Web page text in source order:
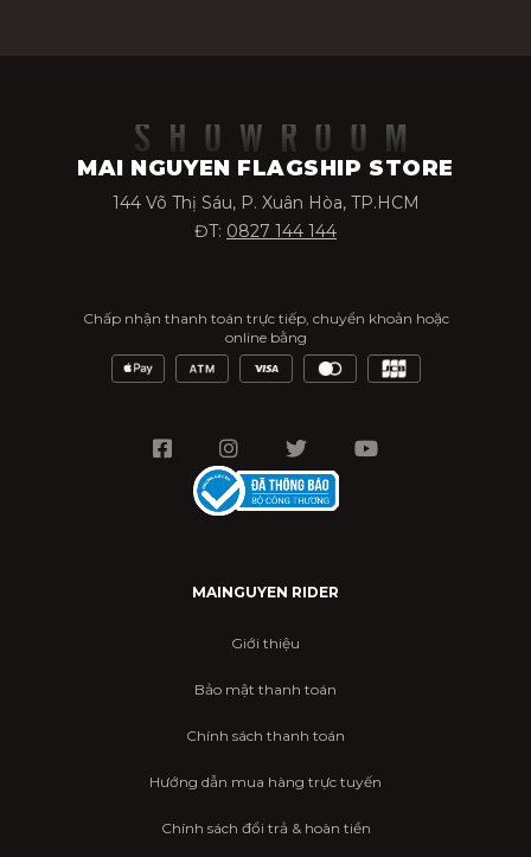
MAINGUYEN RIDER
Giới thiệu
Bảo mật thanh toán
Chính sách thanh toán
Hướng dẫn mua hàng trực tuyến
Chính sách đổi trả & hoàn tiền
SHOWROOM
MAI NGUYEN FLAGSHIP STORE
144 Võ Thị Sáu, P. Xuân Hòa, TP.HCM
ĐT: 0827 144 144
Chấp nhận thanh toán trực tiếp, chuyển khoản hoặc
online bằng